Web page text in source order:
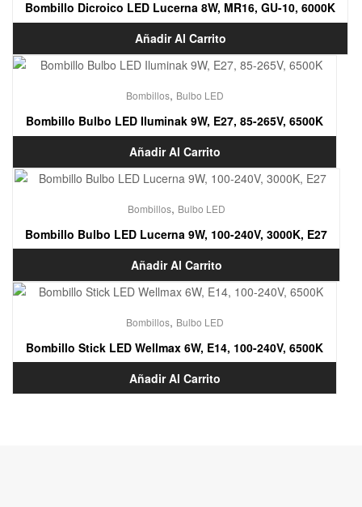
Bombillo Dicroico LED Lucerna 8W, MR16, GU-10, 6000K
Añadir Al Carrito
Bombillos, Bulbo LED
Bombillo Bulbo LED Iluminak 9W, E27, 85-265V, 6500K
Añadir Al Carrito
Bombillos, Bulbo LED
Bombillo Bulbo LED Lucerna 9W, 100-240V, 3000K, E27
Añadir Al Carrito
Bombillos, Bulbo LED
Bombillo Stick LED Wellmax 6W, E14, 100-240V, 6500K
Añadir Al Carrito